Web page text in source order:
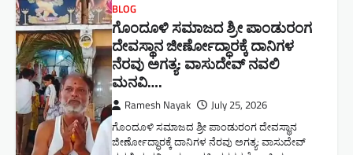
BLOG
ಗೊಂದೂಳಿ ಸಮಾಜದ ಶ್ರೀ ಪಾಂಡುರಂಗ
ದೇವಸ್ಥಾನ ಜೀರ್ಣೋದ್ಧಾರಕ್ಕೆ ದಾನಿಗಳ
ನೆರವು ಅಗತ್ಯ: ವಾಸುದೇವ್ ನವಲಿ
ಮನವಿ​….
Ramesh Nayak July 25, 2026
ಗೊಂದೂಳಿ ಸಮಾಜದ ಶ್ರೀ ಪಾಂಡುರಂಗ ದೇವಸ್ಥಾನ
ಜೀರ್ಣೋದ್ಧಾರಕ್ಕೆ ದಾನಿಗಳ ನೆರವು ಅಗತ್ಯ: ವಾಸುದೇವ್